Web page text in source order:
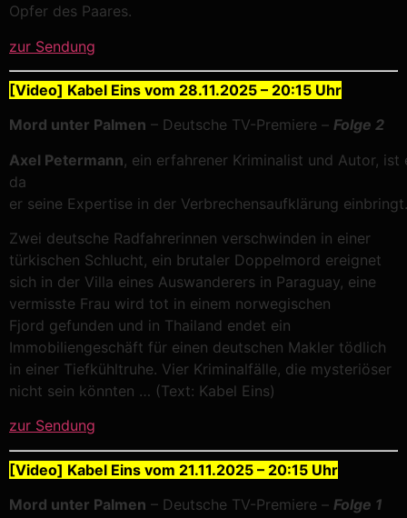
Opfer des Paares.
zur Sendung
[Video] Kabel Eins vom 28.11.2025 – 20:15 Uhr
Mord unter Palmen – Deutsche TV-Premiere – Folge 2
Axel Petermann, ein erfahrener Kriminalist und Autor, ist
da
er seine Expertise in der Verbrechensaufklärung einbringt.
Zwei deutsche Radfahrerinnen verschwinden in einer
türkischen Schlucht, ein brutaler Doppelmord ereignet
sich in der Villa eines Auswanderers in Paraguay, eine
vermisste Frau wird tot in einem norwegischen
Fjord gefunden und in Thailand endet ein
Immobiliengeschäft für einen deutschen Makler tödlich
in einer Tiefkühltruhe. Vier Kriminalfälle, die mysteriöser
nicht sein könnten … (Text: Kabel Eins)
zur Sendung
[Video] Kabel Eins vom 21.11.2025 – 20:15 Uhr
Mord unter Palmen – Deutsche TV-Premiere – Folge 1